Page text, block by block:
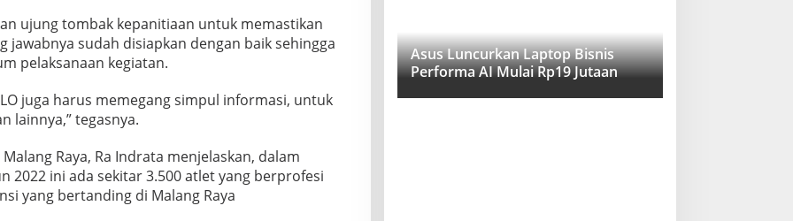
ujung tombak kepanitiaan untuk memastikan
jawabnya sudah disiapkan dengan baik sehingga
pelaksanaan kegiatan.
juga harus memegang simpul informasi, untuk
lainnya,” tegasnya.
Raya, Ra Indrata menjelaskan, dalam
2022 ini ada sekitar 3.500 atlet yang berprofesi
yang bertanding di Malang Raya
Asus Luncurkan Laptop Bisnis
Performa AI Mulai Rp19 Jutaan